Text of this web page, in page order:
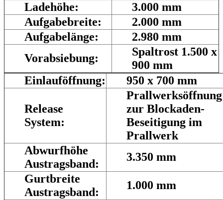
Ladehöhe:
3.000 mm
Aufgabebreite:
2.000 mm
Aufgabelänge:
2.980 mm
Vorabsiebung:
Spaltrost 1.500 x
900 mm
Einlauföffnung:
950 x 700 mm
Release
System:
Prallwerksöffnung
zur Blockaden-
Beseitigung im
Prallwerk
Abwurfhöhe
Austragsband:
3.350 mm
Gurtbreite
Austragsband:
1.000 mm